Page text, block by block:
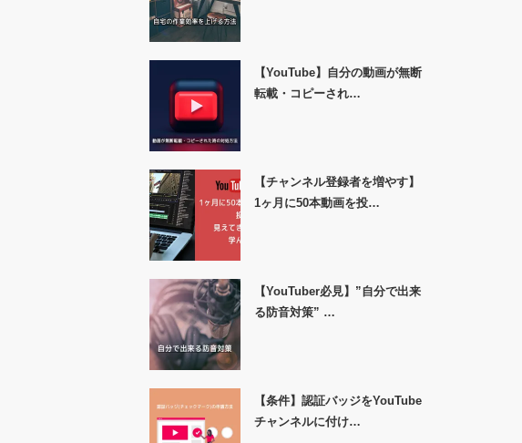
【YouTube】自分の動画が無断
転載・コピーされ…
【チャンネル登録者を増やす】
1ヶ月に50本動画を投…
【YouTuber必見】”自分で出来
る防音対策” …
【条件】認証バッジをYouTube
チャンネルに付け…